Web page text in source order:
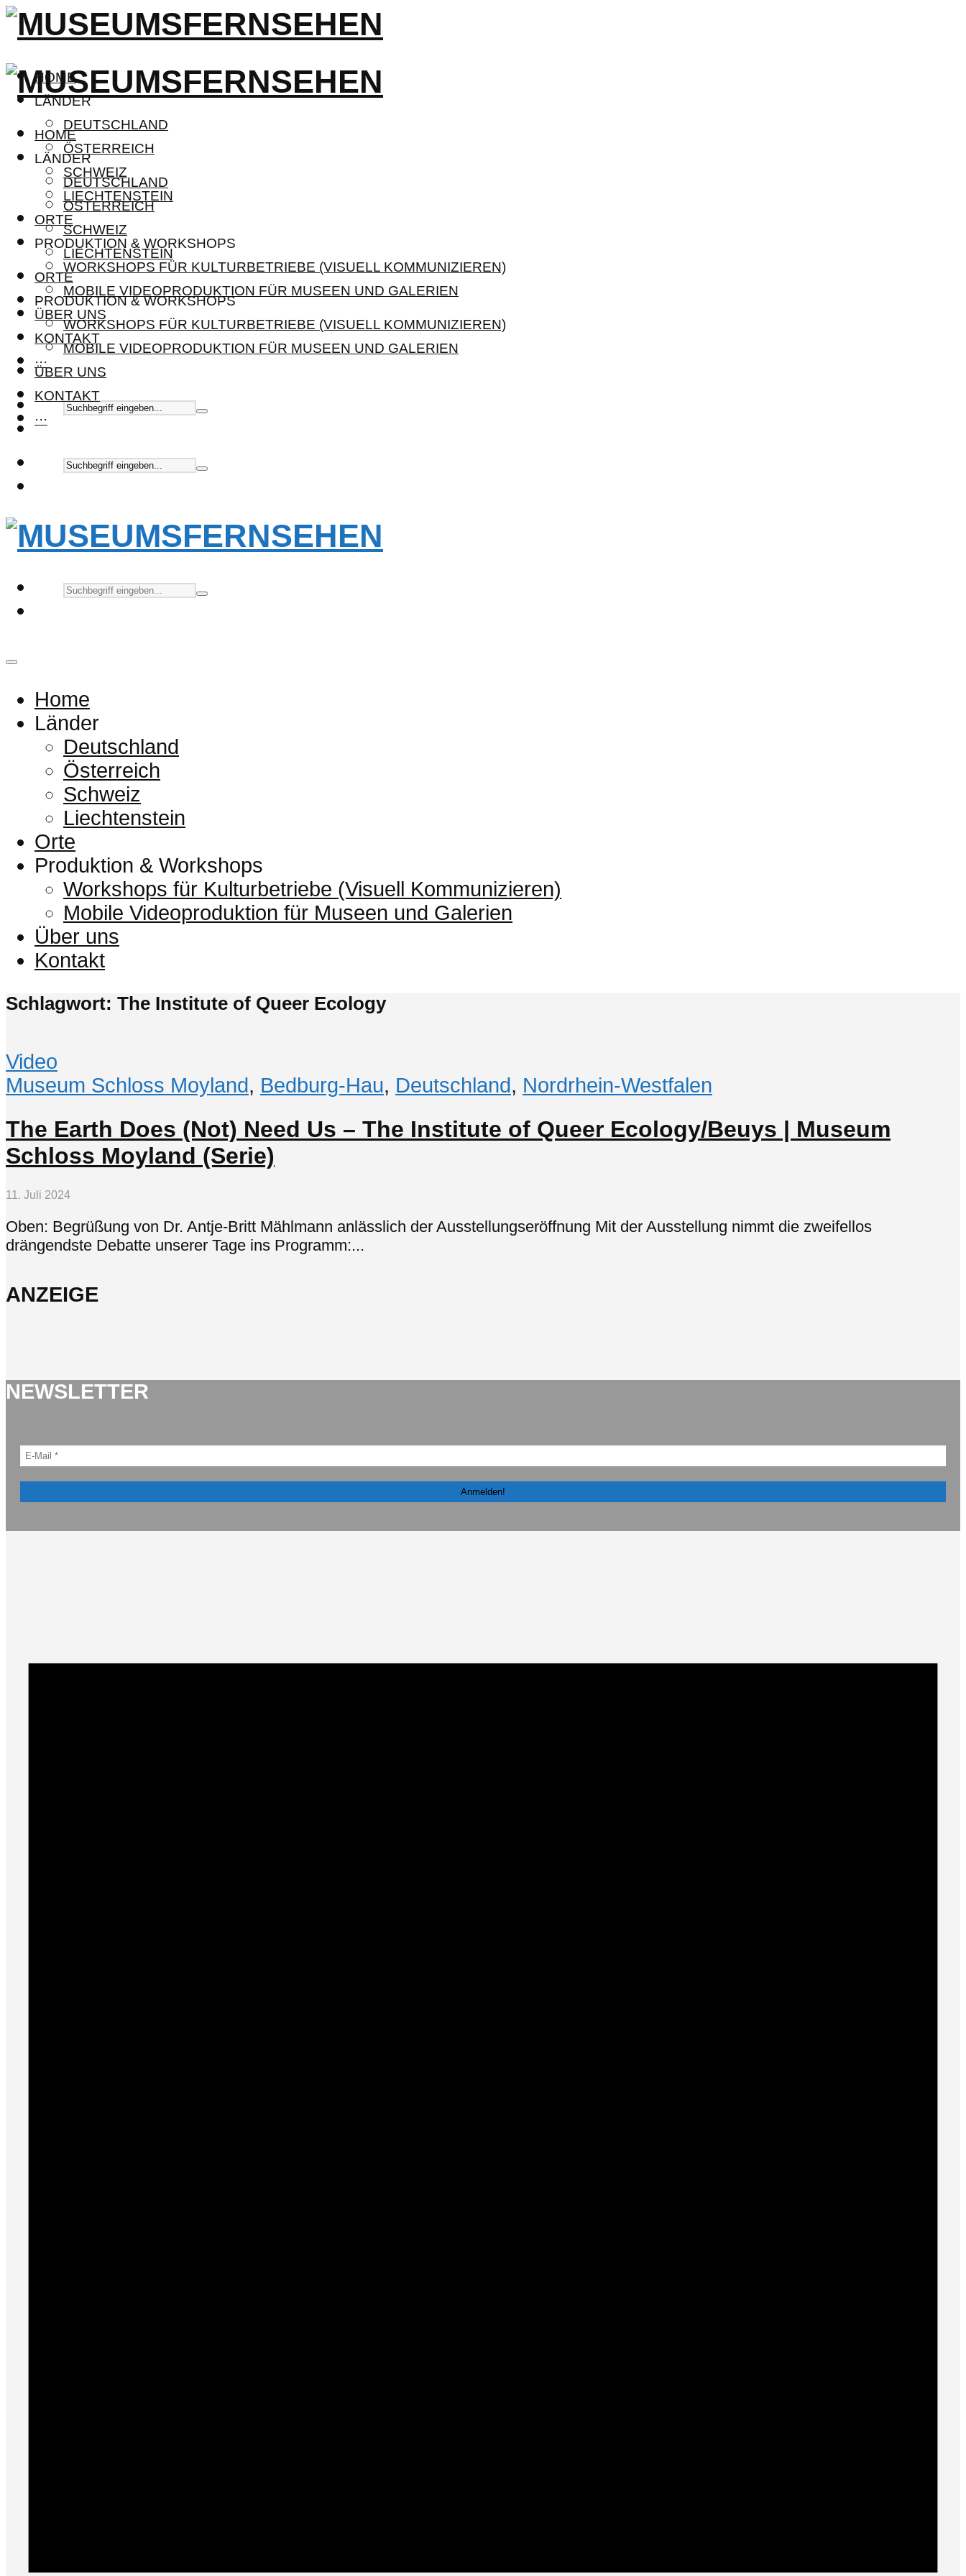
HOME
LÄNDER
DEUTSCHLAND
ÖSTERREICH
SCHWEIZ
LIECHTENSTEIN
ORTE
PRODUKTION & WORKSHOPS
WORKSHOPS FÜR KULTURBETRIEBE (VISUELL KOMMUNIZIEREN)
MOBILE VIDEOPRODUKTION FÜR MUSEEN UND GALERIEN
ÜBER UNS
KONTAKT
···
HOME
LÄNDER
DEUTSCHLAND
ÖSTERREICH
SCHWEIZ
LIECHTENSTEIN
ORTE
PRODUKTION & WORKSHOPS
WORKSHOPS FÜR KULTURBETRIEBE (VISUELL KOMMUNIZIEREN)
MOBILE VIDEOPRODUKTION FÜR MUSEEN UND GALERIEN
ÜBER UNS
KONTAKT
···
Home
Länder
Deutschland
Österreich
Schweiz
Liechtenstein
Orte
Produktion & Workshops
Workshops für Kulturbetriebe (Visuell Kommunizieren)
Mobile Videoproduktion für Museen und Galerien
Über uns
Kontakt
Schlagwort: The Institute of Queer Ecology
Video
Museum Schloss Moyland, Bedburg-Hau, Deutschland, Nordrhein-Westfalen
The Earth Does (Not) Need Us – The Institute of Queer Ecology/Beuys | Museum
Schloss Moyland (Serie)
11. Juli 2024
Oben: Begrüßung von Dr. Antje-Britt Mählmann anlässlich der Ausstellungseröffnung Mit der Ausstellung nimmt die zweifellos
drängendste Debatte unserer Tage ins Programm:...
ANZEIGE
NEWSLETTER